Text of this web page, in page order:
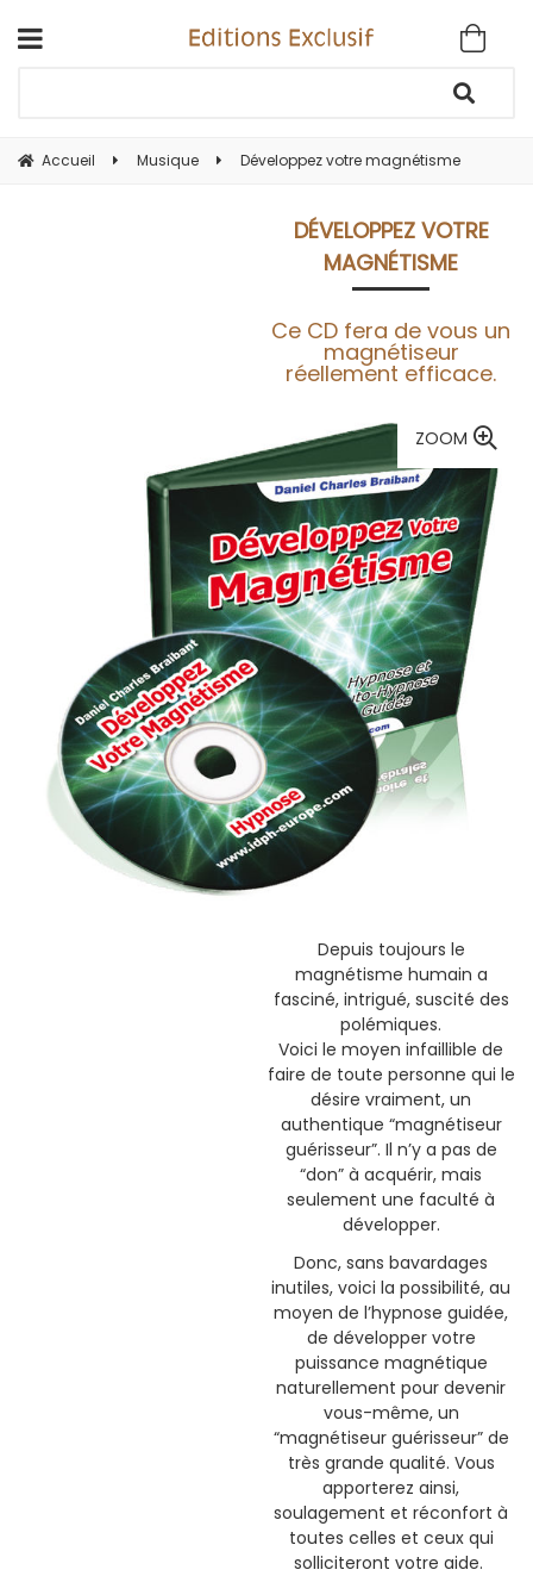
Accueil Musique Développez votre magnétisme
DÉVELOPPEZ VOTRE
MAGNÉTISME
Ce CD fera de vous un
magnétiseur
réellement efficace.
ZOOM
Depuis toujours le
magnétisme humain a
fasciné, intrigué, suscité des
polémiques.
Voici le moyen infaillible de
faire de toute personne qui le
désire vraiment, un
authentique “magnétiseur
guérisseur”. Il n’y a pas de
“don” à acquérir, mais
seulement une faculté à
développer.
Donc, sans bavardages
inutiles, voici la possibilité, au
moyen de l’hypnose guidée,
de développer votre
puissance magnétique
naturellement pour devenir
vous-même, un
“magnétiseur guérisseur” de
très grande qualité. Vous
apporterez ainsi,
soulagement et réconfort à
toutes celles et ceux qui
solliciteront votre aide.